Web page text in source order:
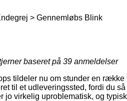
> Gennemløbs Blink
baseret på 39 anmeldelser
tildeler nu om stunder en
til et udleveringssted, fordi du
jo virkelig uproblematisk, og